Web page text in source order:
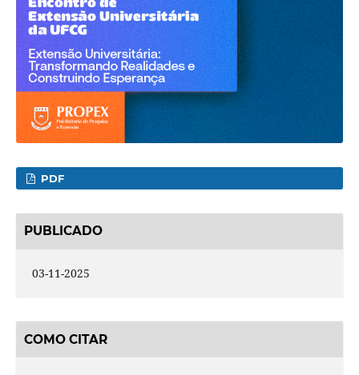
PDF
PUBLICADO
03-11-2025
COMO CITAR